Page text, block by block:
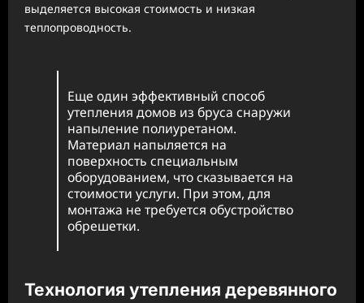
выделяется высокая стоимость и низкая
теплопроводность.
Еще один эффективный способ
утепления домов из бруса снаружи
напыление полиуретаном.
Материал напыляется на
поверхность специальным
оборудованием, что сказывается на
стоимости услуги. При этом, для
монтажа не требуется обустройство
обрешетки.
Технология утепления деревянного